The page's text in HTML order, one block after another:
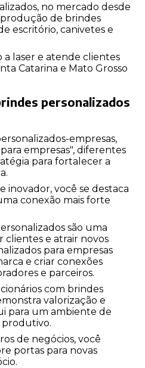
no mercado desde
produção de brindes
escritório, canivetes e
laser e atende clientes
Catarina e Mato Grosso
personalizados
empresas,
empresas", diferentes
para fortalecer a
inovador, você se destaca
conexão mais forte
são uma
clientes e atrair novos
para empresas
e criar conexões
e parceiros.
com brindes
valorização e
para um ambiente de
produtivo.
de negócios, você
portas para novas